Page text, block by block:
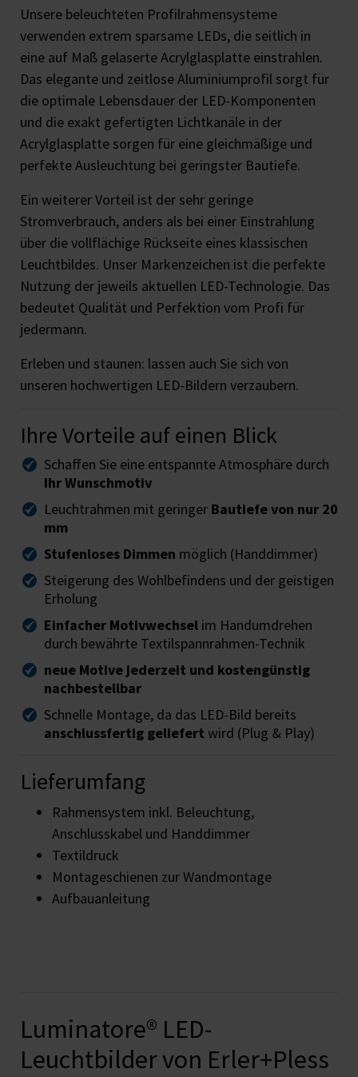
Unsere beleuchteten Profilrahmensysteme
verwenden extrem sparsame LEDs, die seitlich in
eine auf Maß gelaserte Acrylglasplatte einstrahlen.
Das elegante und zeitlose Aluminiumprofil sorgt für
die optimale Lebensdauer der LED-Komponenten
und die exakt gefertigten Lichtkanäle in der
Acrylglasplatte sorgen für eine gleichmäßige und
perfekte Ausleuchtung bei geringster Bautiefe.
Ein weiterer Vorteil ist der sehr geringe
Stromverbrauch, anders als bei einer Einstrahlung
über die vollflächige Rückseite eines klassischen
Leuchtbildes. Unser Markenzeichen ist die perfekte
Nutzung der jeweils aktuellen LED-Technologie. Das
bedeutet Qualität und Perfektion vom Profi für
jedermann.
Erleben und staunen: lassen auch Sie sich von
unseren hochwertigen LED-Bildern verzaubern.
Ihre Vorteile auf einen Blick
Schaffen Sie eine entspannte Atmosphäre durch
Ihr Wunschmotiv
Leuchtrahmen mit geringer Bautiefe von nur 20
mm
Stufenloses Dimmen möglich (Handdimmer)
Steigerung des Wohlbefindens und der geistigen
Erholung
Einfacher Motivwechsel im Handumdrehen
durch bewährte Textilspannrahmen-Technik
neue Motive jederzeit und kostengünstig
nachbestellbar
Schnelle Montage, da das LED-Bild bereits
anschlussfertig geliefert wird (Plug & Play)
Lieferumfang
Rahmensystem inkl. Beleuchtung,
Anschlusskabel und Handdimmer
Textildruck
Montageschienen zur Wandmontage
Aufbauanleitung
Luminatore® LED-
Leuchtbilder von Erler+Pless